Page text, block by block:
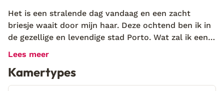
Het is een stralende dag vandaag en een zacht
briesje waait door mijn haar. Deze ochtend ben ik in
de gezellige en levendige stad Porto. Wat zal ik eens
gaan doen? Vol bewondering loop ik door de
me iets te binnen, want een goede vriendin heeft mij
verteld dat de wijk Ribeira echt een aanrader is. Ik
Lees meer
Kamertypes